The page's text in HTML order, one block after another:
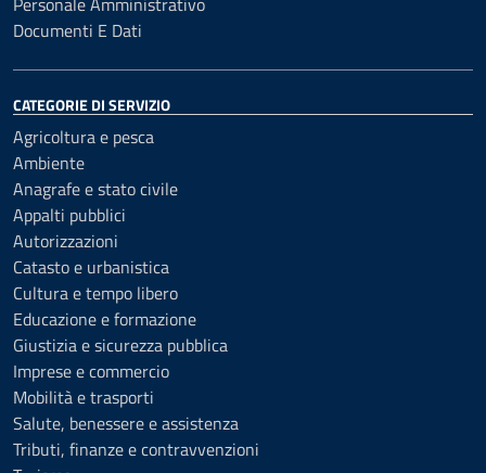
Documenti E Dati
CATEGORIE DI SERVIZIO
Agricoltura e pesca
Ambiente
Anagrafe e stato civile
Appalti pubblici
Autorizzazioni
Catasto e urbanistica
Cultura e tempo libero
Educazione e formazione
Giustizia e sicurezza pubblica
Imprese e commercio
Mobilità e trasporti
Salute, benessere e assistenza
Tributi, finanze e contravvenzioni